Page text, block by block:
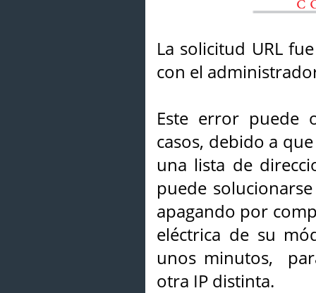
La solicitud URL
con el
Este error puede
casos, debido a
una lista de
puede
apagando por
eléctrica de su
unos minutos,
otra IP distinta.